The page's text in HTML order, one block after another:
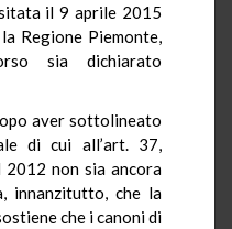
il 9 aprile 2015
Regione Piemonte,
sia dichiarato
aver sottolineato
di cui all’art. 37,
2012 non sia ancora
innanzitutto, che la
che i canoni di